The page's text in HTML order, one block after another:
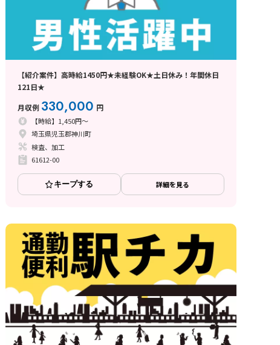
【紹介案件】高時給1450円★未経験OK★土日休み！年間休日
121日★
月収例 330,000 円
【時給】1,450円～
埼玉県児玉郡神川町
検査、加工
61612-00
キープする 詳細を見る